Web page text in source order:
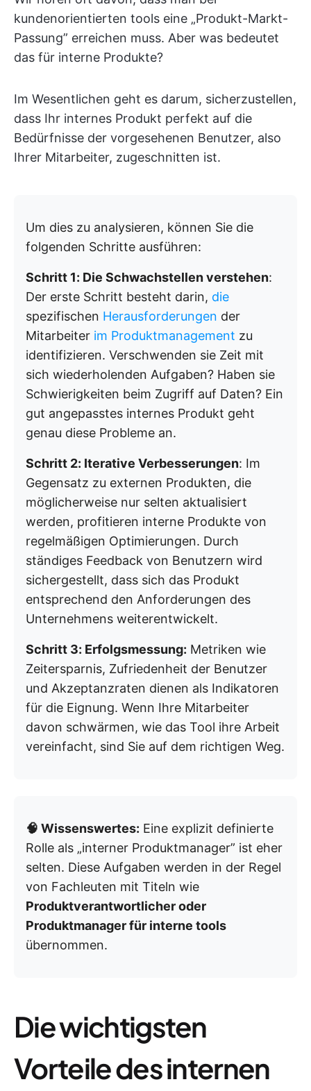
kundenorientierten tools eine „Produkt-Markt-
Passung” erreichen muss. Aber was bedeutet
das für interne Produkte?
Im Wesentlichen geht es darum, sicherzustellen,
dass Ihr internes Produkt perfekt auf die
Bedürfnisse der vorgesehenen Benutzer, also
Ihrer Mitarbeiter, zugeschnitten ist.
Um dies zu analysieren, können Sie die
folgenden Schritte ausführen:
Schritt 1: Die Schwachstellen verstehen:
Der erste Schritt besteht darin, die
spezifischen Herausforderungen der
Mitarbeiter im Produktmanagement zu
identifizieren. Verschwenden sie Zeit mit
sich wiederholenden Aufgaben? Haben sie
Schwierigkeiten beim Zugriff auf Daten? Ein
gut angepasstes internes Produkt geht
genau diese Probleme an.
Schritt 2: Iterative Verbesserungen: Im
Gegensatz zu externen Produkten, die
möglicherweise nur selten aktualisiert
werden, profitieren interne Produkte von
regelmäßigen Optimierungen. Durch
ständiges Feedback von Benutzern wird
sichergestellt, dass sich das Produkt
entsprechend den Anforderungen des
Unternehmens weiterentwickelt.
Schritt 3: Erfolgsmessung: Metriken wie
Zeitersparnis, Zufriedenheit der Benutzer
und Akzeptanzraten dienen als Indikatoren
für die Eignung. Wenn Ihre Mitarbeiter
davon schwärmen, wie das Tool ihre Arbeit
vereinfacht, sind Sie auf dem richtigen Weg.
🧠 Wissenswertes: Eine explizit definierte
Rolle als „interner Produktmanager” ist eher
selten. Diese Aufgaben werden in der Regel
von Fachleuten mit Titeln wie
Produktverantwortlicher oder
Produktmanager für interne tools
übernommen.
Die wichtigsten
Vorteile des internen